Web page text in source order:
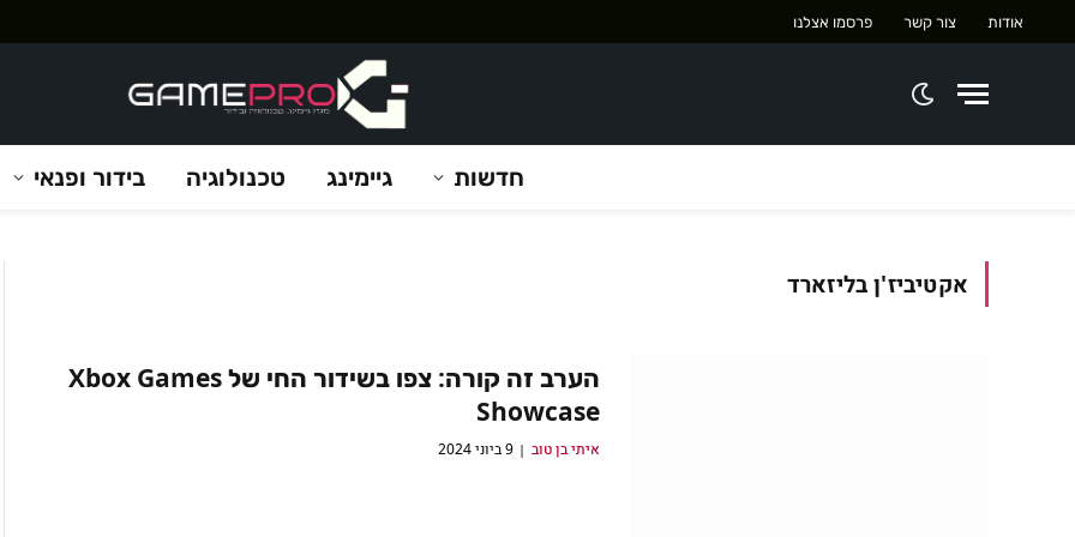
אודות צור קשר פרסמו אצלנו
חדשות גיימינג טכנולוגיה בידור ופנאי
אקטיביז'ן בליזארד
הערב זה קורה: צפו בשידור החי של Xbox Games
Showcase
איתי בן טוב 9 ביוני 2024